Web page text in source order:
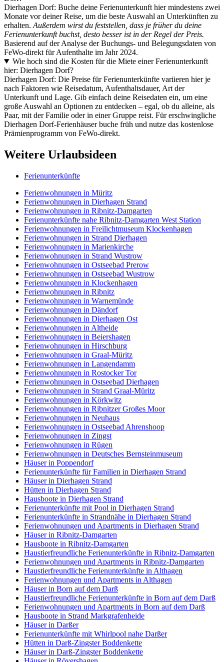
Dierhagen Dorf: Buche deine Ferienunterkunft hier mindestens zwei
Monate vor deiner Reise, um die beste Auswahl an Unterkünften zu
erhalten. Außerdem wirst du feststellen, dass je früher du deine
Ferienunterkunft buchst, desto besser ist in der Regel der Preis.
Basierend auf der Analyse der Buchungs- und Belegungsdaten von
FeWo-direkt für Aufenthalte im Jahr 2024.
Wie hoch sind die Kosten für die Miete einer Ferienunterkunft
hier: Dierhagen Dorf?
Dierhagen Dorf: Die Preise für Ferienunterkünfte variieren hier je
nach Faktoren wie Reisedatum, Aufenthaltsdauer, Art der
Unterkunft und Lage. Gib einfach deine Reisedaten ein, um eine
große Auswahl an Optionen zu entdecken – egal, ob du alleine, als
Paar, mit der Familie oder in einer Gruppe reist. Für erschwingliche
Dierhagen Dorf-Ferienhäuser buche früh und nutze das kostenlose
Prämienprogramm von FeWo-direkt.
Weitere Urlaubsideen
Ferienunterkünfte
Ferienwohnungen in Müritz
Ferienwohnungen in Dierhagen Strand
Ferienwohnungen in Ribnitz-Damgarten
Ferienunterkünfte nahe Ribnitz-Damgarten West Station
Ferienwohnungen in Freilichtmuseum Klockenhagen
Ferienwohnungen in Strand Dierhagen
Ferienwohnungen in Marienkirche
Ferienwohnungen in Strand Wustrow
Ferienwohnungen in Ostseebad Prerow
Ferienwohnungen in Ostseebad Wustrow
Ferienwohnungen in Klockenhagen
Ferienwohnungen in Ribnitz
Ferienwohnungen in Warnemünde
Ferienwohnungen in Dändorf
Ferienwohnungen in Dierhagen Ost
Ferienwohnungen in Altheide
Ferienwohnungen in Beiershagen
Ferienwohnungen in Hirschburg
Ferienwohnungen in Graal-Müritz
Ferienwohnungen in Langendamm
Ferienwohnungen in Rostocker Tor
Ferienwohnungen in Ostseebad Dierhagen
Ferienwohnungen in Strand Graal-Müritz
Ferienwohnungen in Körkwitz
Ferienwohnungen in Ribnitzer Großes Moor
Ferienwohnungen in Neuhaus
Ferienwohnungen in Ostseebad Ahrenshoop
Ferienwohnungen in Zingst
Ferienwohnungen in Rügen
Ferienwohnungen in Deutsches Bernsteinmuseum
Häuser in Poppendorf
Ferienunterkünfte für Familien in Dierhagen Strand
Häuser in Dierhagen Strand
Hütten in Dierhagen Strand
Hausboote in Dierhagen Strand
Ferienunterkünfte mit Pool in Dierhagen Strand
Ferienunterkünfte in Strandnähe in Dierhagen Strand
Ferienwohnungen und Apartments in Dierhagen Strand
Häuser in Ribnitz-Damgarten
Hausboote in Ribnitz-Damgarten
Haustierfreundliche Ferienunterkünfte in Ribnitz-Damgarten
Ferienwohnungen und Apartments in Ribnitz-Damgarten
Haustierfreundliche Ferienunterkünfte in Althagen
Ferienwohnungen und Apartments in Althagen
Häuser in Born auf dem Darß
Haustierfreundliche Ferienunterkünfte in Born auf dem Darß
Ferienwohnungen und Apartments in Born auf dem Darß
Hausboote in Strand Markgrafenheide
Häuser in Darßer
Ferienunterkünfte mit Whirlpool nahe Darßer
Hütten in Darß-Zingster Boddenkette
Häuser in Darß-Zingster Boddenkette